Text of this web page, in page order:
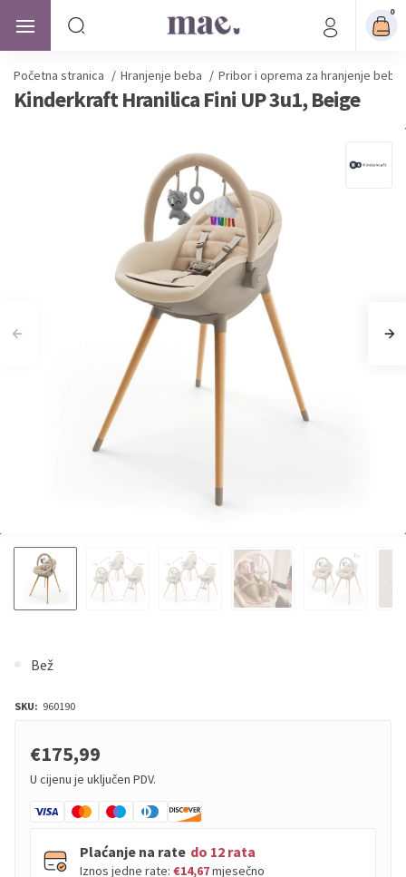
0
Početna stranica / Hranjenje beba / Pribor i oprema za hranjenje beba
Kinderkraft Hranilica Fini UP 3u1, Beige
Bež
SKU: 960190
€175,99
U cijenu je uključen PDV.
Plaćanje na rate do 12 rata
Iznos jedne rate: €14,67mjesečno